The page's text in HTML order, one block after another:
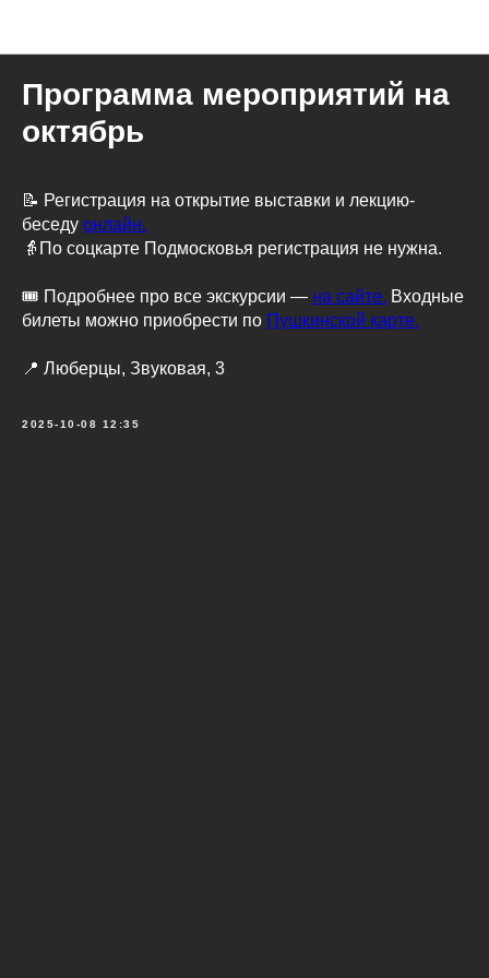
Программа мероприятий на
октябрь
📝 Регистрация на открытие выставки и лекцию-
беседу онлайн.
👵По соцкарте Подмосковья регистрация не нужна.
🎟 Подробнее про все экскурсии — на сайте. Входные
билеты можно приобрести по Пушкинской карте.
📍 Люберцы, Звуковая, 3
2025-10-08 12:35